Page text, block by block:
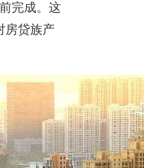
完成。这
房贷族产